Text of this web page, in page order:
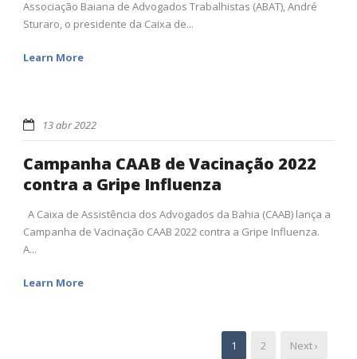
Associação Baiana de Advogados Trabalhistas (ABAT), André
Sturaro, o presidente da Caixa de...
Learn More
13 abr 2022
Campanha CAAB de Vacinação 2022
contra a Gripe Influenza
A Caixa de Assistência dos Advogados da Bahia (CAAB) lança a
Campanha de Vacinação CAAB 2022 contra a Gripe Influenza.
A...
Learn More
1 2 Next ›